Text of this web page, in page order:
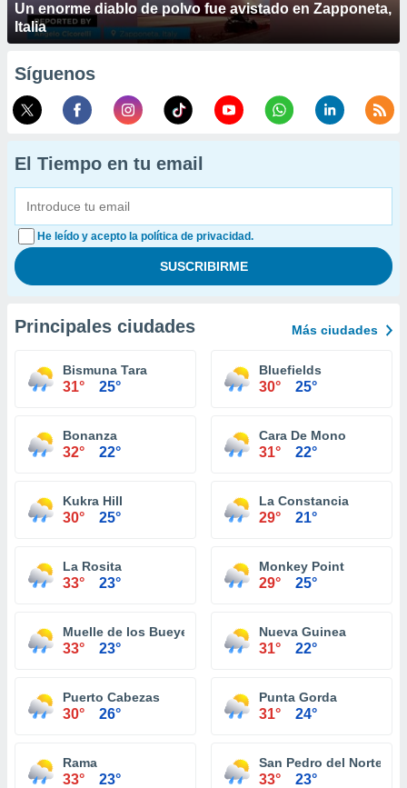
Un enorme diablo de polvo fue avistado en Zapponeta,
Italia
Síguenos
El Tiempo en tu email
He leído y acepto la política de privacidad.
Principales ciudades Más ciudades
Bismuna Tara
31° 25°
Bluefields
30° 25°
Bonanza
32° 22°
Cara De Mono
31° 22°
Kukra Hill
30° 25°
La Constancia
29° 21°
La Rosita
33° 23°
Monkey Point
29° 25°
Muelle de los Bueyes
33° 23°
Nueva Guinea
31° 22°
Puerto Cabezas
30° 26°
Punta Gorda
31° 24°
Rama
33° 23°
San Pedro del Norte
33° 23°